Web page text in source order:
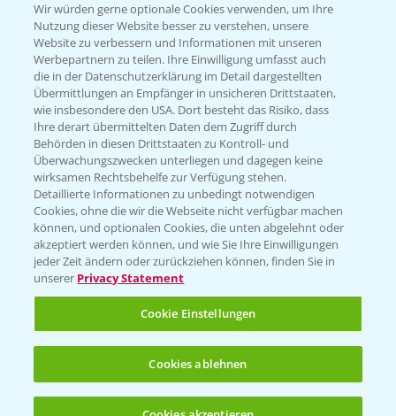
Hilfe in Notfällen
T.+49 (0)214/30-20220
Folgen Sie uns
Allgemeine Nutzungsbedingungen
Datenschutzerklärung
Impressum
Gebrauchshinweise
Wir würden gerne optionale Cookies verwenden, um Ihre
Nutzung dieser Website besser zu verstehen, unsere
Website zu verbessern und Informationen mit unseren
Werbepartnern zu teilen. Ihre Einwilligung umfasst auch
die in der Datenschutzerklärung im Detail dargestellten
Übermittlungen an Empfänger in unsicheren Drittstaaten,
wie insbesondere den USA. Dort besteht das Risiko, dass
Ihre derart übermittelten Daten dem Zugriff durch
Behörden in diesen Drittstaaten zu Kontroll- und
Überwachungszwecken unterliegen und dagegen keine
wirksamen Rechtsbehelfe zur Verfügung stehen.
Detaillierte Informationen zu unbedingt notwendigen
Cookies, ohne die wir die Webseite nicht verfügbar machen
können, und optionalen Cookies, die unten abgelehnt oder
akzeptiert werden können, und wie Sie Ihre Einwilligungen
jeder Zeit ändern oder zurückziehen können, finden Sie in
unserer Privacy Statement
Cookie Einstellungen
Cookies ablehnen